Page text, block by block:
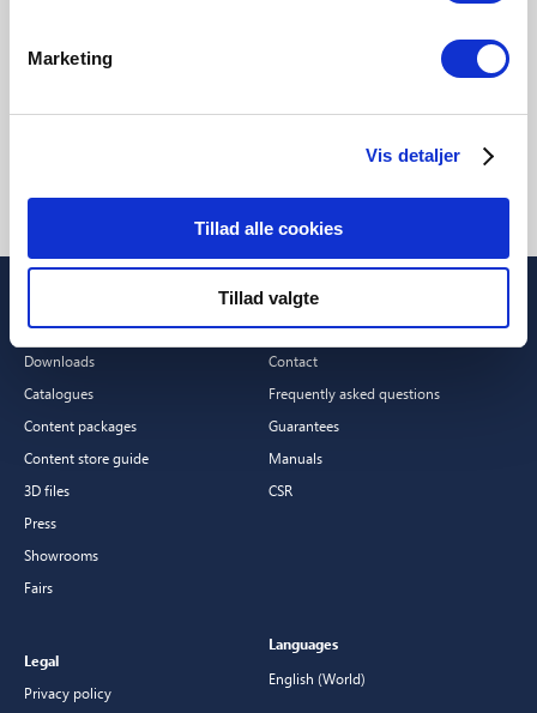
Marketing
Vis detaljer
Tillad alle cookies
Tillad valgte
Material
Professionals
Downloads
Catalogues
Content packages
Content store guide
3D files
Press
Showrooms
Fairs
Customer Service
Contact
Frequently asked questions
Guarantees
Manuals
CSR
Legal
Privacy policy
Languages
English (World)